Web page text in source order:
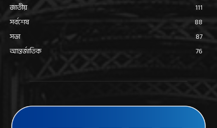
জাতীয়
111
সর্বশেষ
88
সভা
87
আন্তর্জাতিক
76